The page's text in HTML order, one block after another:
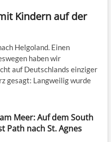
Kindern auf der
Helgoland. Einen
haben wir
auf Deutschlands einziger
gesagt: Langweilig wurde
Meer: Auf dem South
Path nach St. Agnes